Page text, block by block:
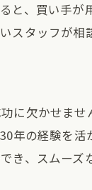
ッフによるサ
効果的な売却
た売却アプロ
めの地域密着
！有明ハウ
と、買い手
タッフが相
に欠かせま
年の経験を
、スムーズ